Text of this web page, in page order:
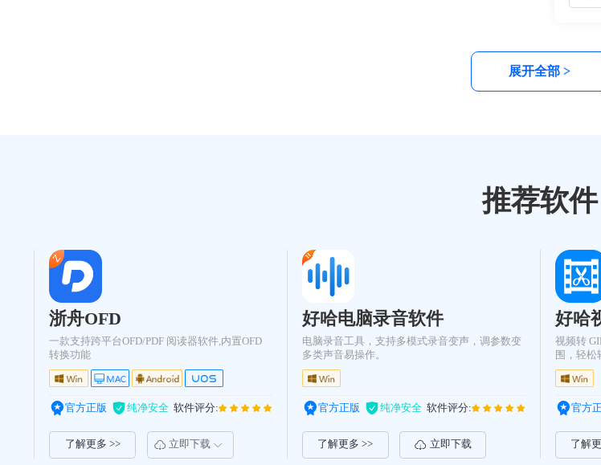
展开全部 >
推荐软件
浙舟OFD
一款支持跨平台OFD/PDF 阅读器软件,内置OFD
转换功能
官方正版 纯净安全 软件评分:
了解更多 >> 立即下载
好哈电脑录音软件
电脑录音工具，支持多模式录音变声，调参数变
多类声音易操作。
官方正版 纯净安全 软件评分:
了解更多 >> 立即下载
好哈
视频转
围，轻松
官方
了解